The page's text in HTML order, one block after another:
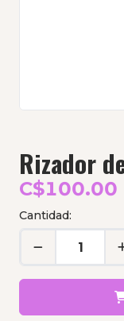
Rizador
C$100.00
Cantidad: